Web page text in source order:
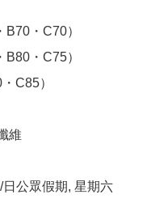
・C70）
・C75）
C85）
維
日公眾假期, 星期六